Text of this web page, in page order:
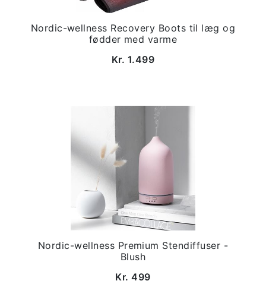
Nordic-wellness Recovery Boots til læg og
fødder med varme
Kr. 1.499
Nordic-wellness Premium Stendiffuser -
Blush
Kr. 499